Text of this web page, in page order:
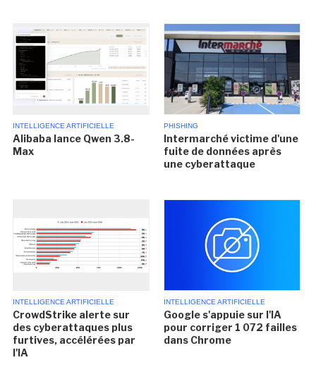
INTELLIGENCE ARTIFICIELLE
Alibaba lance Qwen 3.8-
Max
PHISHING
Intermarché victime d'une
fuite de données après
une cyberattaque
INTELLIGENCE ARTIFICIELLE
CrowdStrike alerte sur
des cyberattaques plus
furtives, accélérées par
l'IA
INTELLIGENCE ARTIFICIELLE
Google s'appuie sur l'IA
pour corriger 1 072 failles
dans Chrome